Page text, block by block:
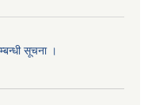
सूचना ‌।